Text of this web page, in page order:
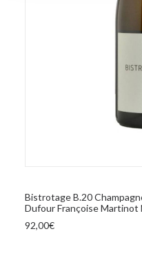
informazioni sul modo in
nostri partner che si
con altre informazioni
Bistrotage B.20
Dufour Françoise Martinot
92,00€